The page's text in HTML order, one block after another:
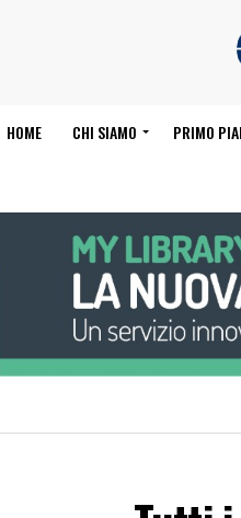
HOME CHI SIAMO PRIMO